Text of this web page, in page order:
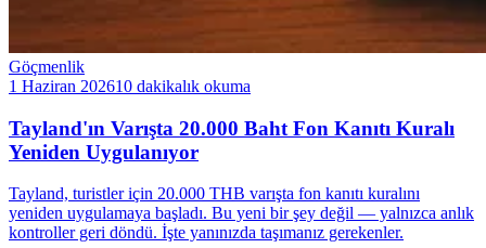
Göçmenlik
1 Haziran 202610 dakikalık okuma
Tayland'ın Varışta 20.000 Baht Fon Kanıtı Kuralı
Yeniden Uygulanıyor
Tayland, turistler için 20.000 THB varışta fon kanıtı kuralını
yeniden uygulamaya başladı. Bu yeni bir şey değil — yalnızca anlık
kontroller geri döndü. İşte yanınızda taşımanız gerekenler.